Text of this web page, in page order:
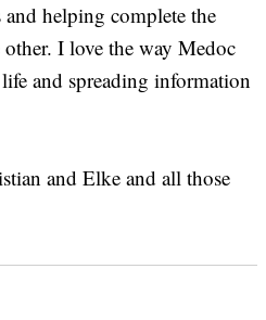
helping complete the
I love the way Medoc
and spreading information
and Elke and all those